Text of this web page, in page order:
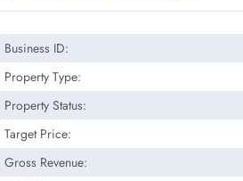
Business ID:
Property Type:
Property Status:
Target Price:
Gross Revenue: